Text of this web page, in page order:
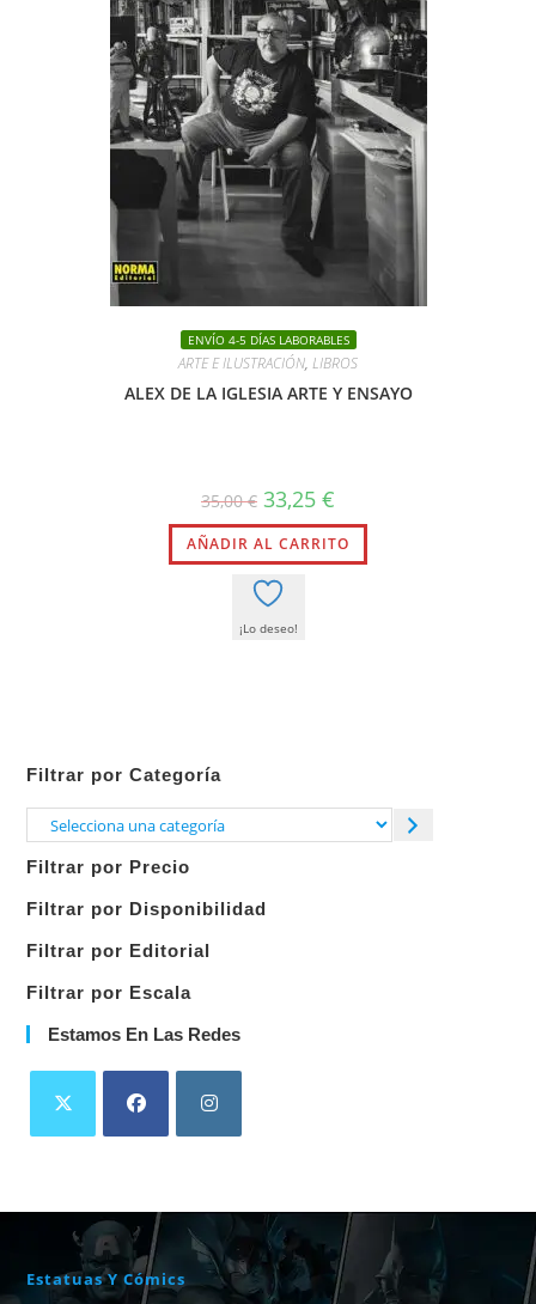
ENVÍO 4-5 DÍAS LABORABLES
ARTE E ILUSTRACIÓN, LIBROS
ALEX DE LA IGLESIA ARTE Y ENSAYO
35,00€ El
precio
original
era:
35,00 €.
33,25 €
actual
es:
33,25 €.
AÑADIR AL CARRITO
¡Lo deseo!
Filtrar por Categoría
Selecciona
categoría
Filtrar por Precio
Filtrar por Disponibilidad
Filtrar por Editorial
Filtrar por Escala
Estamos En Las Redes
Estatuas Y Cómics